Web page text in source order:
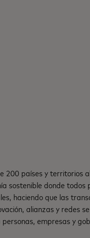
200 países y territorios
sostenible donde todos
haciendo que las
alianzas y redes
empresas y